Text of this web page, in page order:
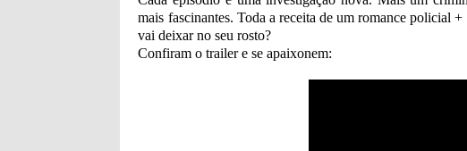
mais fascinantes. Toda a receita de um romance policial
vai deixar no seu rosto?
Confiram o trailer e se apaixonem: